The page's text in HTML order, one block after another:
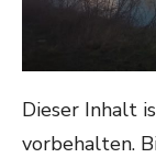
Dieser Inhalt
vorbehalten.